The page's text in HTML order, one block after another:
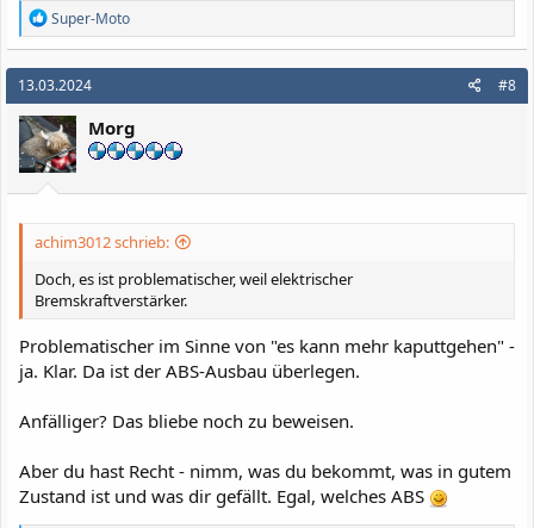
R
e
a
k
t
i
o
n
e
n
Super-Moto
13.03.2024 #8
Morg
achim3012 schrieb:
Doch, es ist problematischer, weil elektrischer
Bremskraftverstärker.
Problematischer im Sinne von "es kann mehr kaputtgehen" -
ja. Klar. Da ist der ABS-Ausbau überlegen.
Anfälliger? Das bliebe noch zu beweisen.
Aber du hast Recht - nimm, was du bekommt, was in gutem
Zustand ist und was dir gefällt. Egal, welches ABS